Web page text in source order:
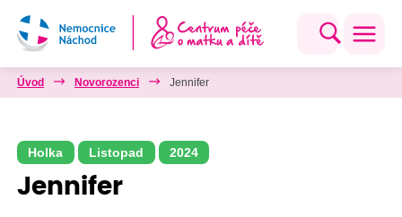
Úvod Novorozenci Jennifer
Holka Listopad 2024
Jennifer